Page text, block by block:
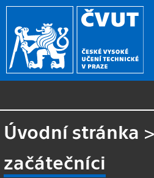
Úvodní stránka >
začátečníci